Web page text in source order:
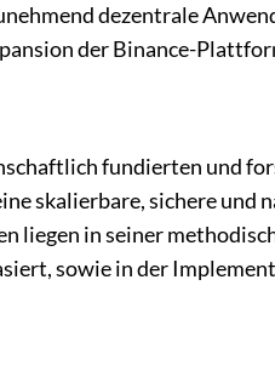
dezentrale
der Binance-
fundierten und
skalierbare, sichere
liegen in seiner
sowie in der